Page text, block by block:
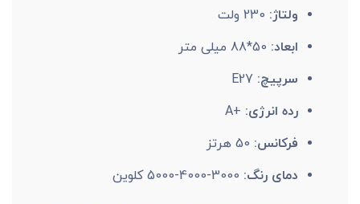
ولتاژ: 230 ولت
ابعاد: 50*88 میلی متر
سرپیچ:E27
رده انرژی: +A
فرکانس: 50 هرتز
دمای رنگ: